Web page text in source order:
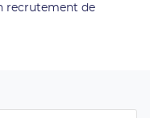
recrutement de